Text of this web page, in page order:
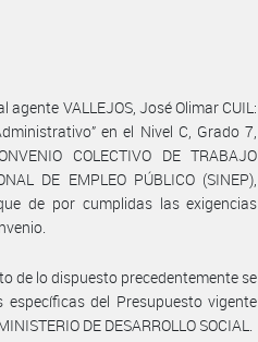
VALLEJOS, José Olimar CUIL:
en el Nivel C, Grado 7,
COLECTIVO DE TRABAJO
DE EMPLEO PÚBLICO (SINEP),
de por cumplidas las exigencias
de lo dispuesto precedentemente se
del Presupuesto vigente
DE DESARROLLO SOCIAL.